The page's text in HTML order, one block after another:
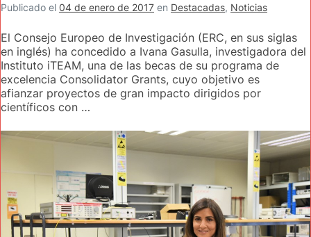
Publicado el 04 de enero de 2017 en Destacadas, Noticias
El Consejo Europeo de Investigación (ERC, en sus siglas
en inglés) ha concedido a Ivana Gasulla, investigadora del
Instituto iTEAM, una de las becas de su programa de
excelencia Consolidator Grants, cuyo objetivo es
afianzar proyectos de gran impacto dirigidos por
científicos con …